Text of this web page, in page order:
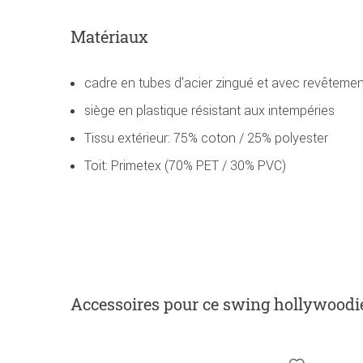
Matériaux
cadre en tubes d'acier zingué et avec
siège en plastique résistant aux intempéries
Tissu extérieur: 75% coton / 25% polyester
Toit: Primetex (70% PET / 30% PVC)
Accessoires pour ce swing